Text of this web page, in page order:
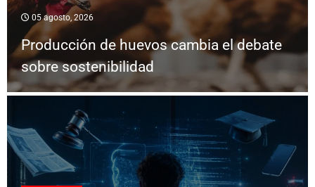
05 agosto, 2026
Producción de huevos cambia el debate
sobre sostenibilidad